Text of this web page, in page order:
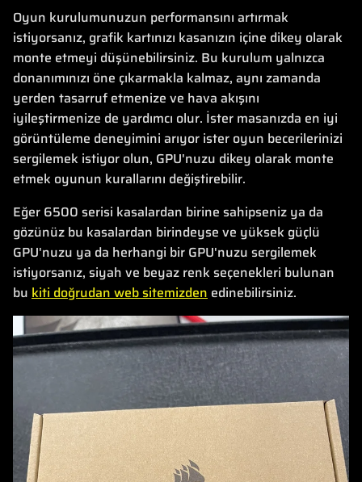
Oyun kurulumunuzun performansını artırmak
istiyorsanız, grafik kartınızı kasanızın içine dikey olarak
monte etmeyi düşünebilirsiniz. Bu kurulum yalnızca
donanımınızı öne çıkarmakla kalmaz, aynı zamanda
yerden tasarruf etmenize ve hava akışını
iyileştirmenize de yardımcı olur. İster masanızda en iyi
görüntüleme deneyimini arıyor ister oyun becerilerinizi
sergilemek istiyor olun, GPU'nuzu dikey olarak monte
etmek oyunun kurallarını değiştirebilir.
Eğer 6500 serisi kasalardan birine sahipseniz ya da
gözünüz bu kasalardan birindeyse ve yüksek güçlü
GPU'nuzu ya da herhangi bir GPU'nuzu sergilemek
istiyorsanız, siyah ve beyaz renk seçenekleri bulunan
bu kiti doğrudan web sitemizden edinebilirsiniz.